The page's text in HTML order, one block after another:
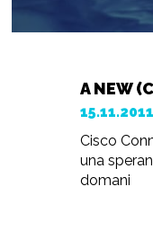
A NEW
15.11.2011
Cisco
una
domani